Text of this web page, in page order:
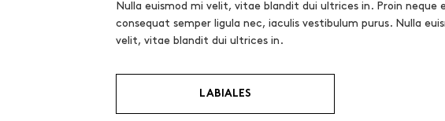
Nulla euismod mi velit, vitae blandit dui ultrices in. Proin neque
consequat semper ligula nec, iaculis vestibulum purus. Nulla
velit, vitae blandit dui ultrices in.
LABIALES